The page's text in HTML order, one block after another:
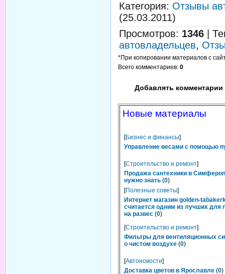
Категория: Отзывы
(25.03.2011)
Просмотров: 1346
автовладельцев,
*При копировании материалов с
Всего комментариев: 0
Добавлять комментарии
Новые материалы
[Бизнес и финансы]
Управление весами с помощью
[Строительство и ремонт]
Продажа сантехники в
нужно знать (0)
[Полезные советы]
Интернет магазин golden-
считается одним из лучших для
на развес (0)
[Строительство и ремонт]
Фильтры для вентиляционных
о чистом воздухе (0)
[Автоновости]
Доставка цветов в Ярославле (0)